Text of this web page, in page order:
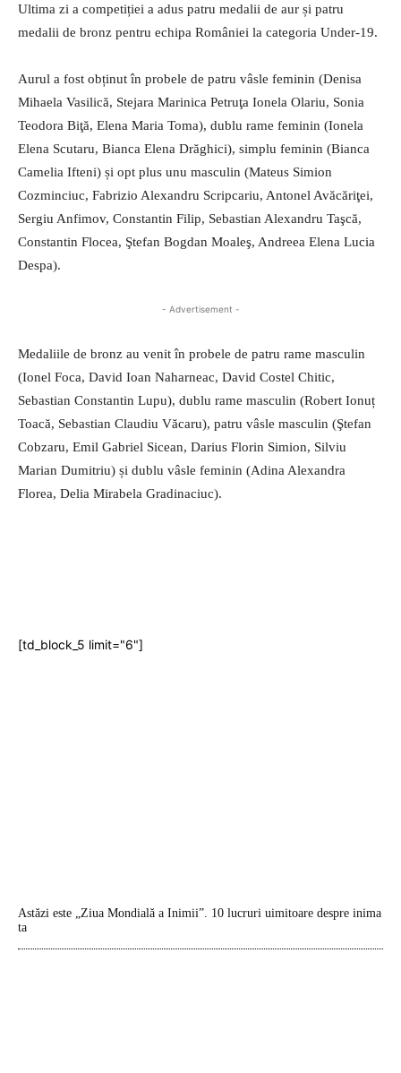
Ultima zi a competiției a adus patru medalii de aur și patru
medalii de bronz pentru echipa României la categoria Under-19.
Aurul a fost obținut în probele de patru vâsle feminin (Denisa
Mihaela Vasilică, Stejara Marinica Petruţa Ionela Olariu, Sonia
Teodora Biţă, Elena Maria Toma), dublu rame feminin (Ionela
Elena Scutaru, Bianca Elena Drăghici), simplu feminin (Bianca
Camelia Ifteni) și opt plus unu masculin (Mateus Simion
Cozminciuc, Fabrizio Alexandru Scripcariu, Antonel Avăcăriţei,
Sergiu Anfimov, Constantin Filip, Sebastian Alexandru Taşcă,
Constantin Flocea, Ştefan Bogdan Moaleş, Andreea Elena Lucia
Despa).
- Advertisement -
Medaliile de bronz au venit în probele de patru rame masculin
(Ionel Foca, David Ioan Naharneac, David Costel Chitic,
Sebastian Constantin Lupu), dublu rame masculin (Robert Ionuț
Toacă, Sebastian Claudiu Văcaru), patru vâsle masculin (Ştefan
Cobzaru, Emil Gabriel Sicean, Darius Florin Simion, Silviu
Marian Dumitriu) și dublu vâsle feminin (Adina Alexandra
Florea, Delia Mirabela Gradinaciuc).
[td_block_5 limit="6"]
Astăzi este „Ziua Mondială a Inimii”. 10 lucruri uimitoare despre inima
ta